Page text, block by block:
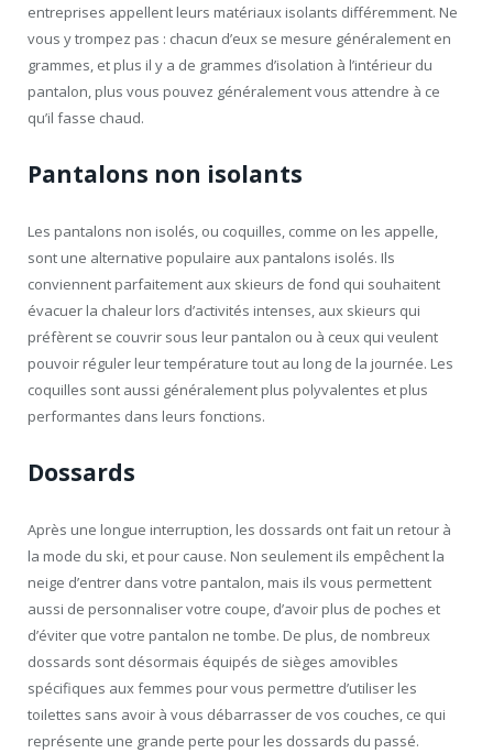
entreprises appellent leurs matériaux isolants différemment. Ne
vous y trompez pas : chacun d’eux se mesure généralement en
grammes, et plus il y a de grammes d’isolation à l’intérieur du
pantalon, plus vous pouvez généralement vous attendre à ce
qu’il fasse chaud.
Pantalons non isolants
Les pantalons non isolés, ou coquilles, comme on les appelle,
sont une alternative populaire aux pantalons isolés. Ils
conviennent parfaitement aux skieurs de fond qui souhaitent
évacuer la chaleur lors d’activités intenses, aux skieurs qui
préfèrent se couvrir sous leur pantalon ou à ceux qui veulent
pouvoir réguler leur température tout au long de la journée. Les
coquilles sont aussi généralement plus polyvalentes et plus
performantes dans leurs fonctions.
Dossards
Après une longue interruption, les dossards ont fait un retour à
la mode du ski, et pour cause. Non seulement ils empêchent la
neige d’entrer dans votre pantalon, mais ils vous permettent
aussi de personnaliser votre coupe, d’avoir plus de poches et
d’éviter que votre pantalon ne tombe. De plus, de nombreux
dossards sont désormais équipés de sièges amovibles
spécifiques aux femmes pour vous permettre d’utiliser les
toilettes sans avoir à vous débarrasser de vos couches, ce qui
représente une grande perte pour les dossards du passé.